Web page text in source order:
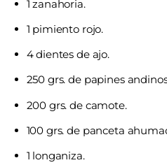
1 zanahoria.
1 pimiento rojo.
4 dientes de ajo.
250 grs. de papines
200 grs. de camote.
100 grs. de panceta
1 longaniza.